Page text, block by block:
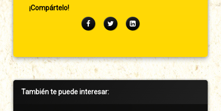
¡Compártelo!
FacebookTwitterLinkedIn
Barra
También te puede interesar: